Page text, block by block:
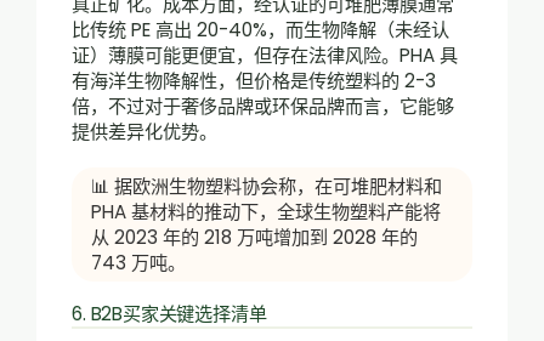
比传统 PE 高出 20-40%，而生物降解（未经认
证）薄膜可能更便宜，但存在法律风险。PHA 具
有海洋生物降解性，但价格是传统塑料的 2-3
倍，不过对于奢侈品牌或环保品牌而言，它能够
提供差异化优势。
📊 据欧洲生物塑料协会称，在可堆肥材料和
PHA 基材料的推动下，全球生物塑料产能将
从 2023 年的 218 万吨增加到 2028 年的
743 万吨。
6. B2B买家关键选择清单